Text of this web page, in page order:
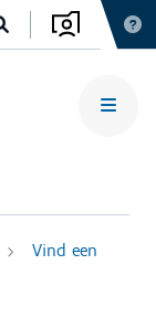
Vind een